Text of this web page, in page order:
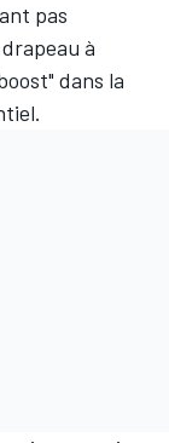
pas
à
dans la